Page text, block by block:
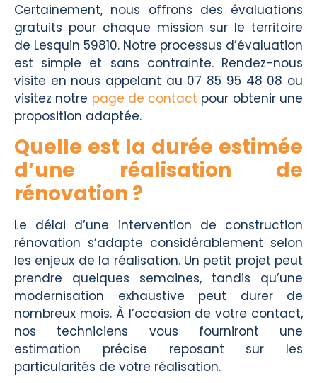
Certainement, nous offrons des évaluations
gratuits pour chaque mission sur le territoire
de Lesquin 59810. Notre processus d’évaluation
est simple et sans contrainte. Rendez-nous
visite en nous appelant au 07 85 95 48 08 ou
visitez notre page de contact pour obtenir une
proposition adaptée.
Quelle est la durée estimée
d’une réalisation de
rénovation ?
Le délai d’une intervention de construction
rénovation s’adapte considérablement selon
les enjeux de la réalisation. Un petit projet peut
prendre quelques semaines, tandis qu’une
modernisation exhaustive peut durer de
nombreux mois. À l’occasion de votre contact,
nos techniciens vous fourniront une
estimation précise reposant sur les
particularités de votre réalisation.